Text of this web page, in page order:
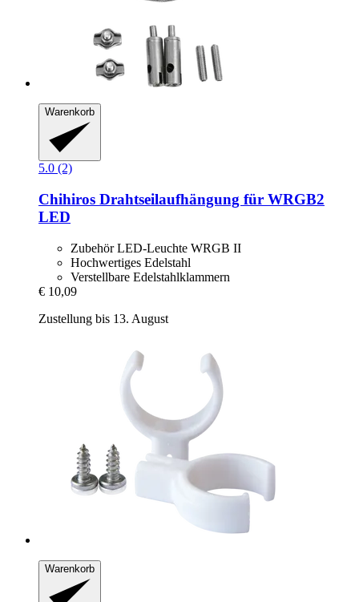
Warenkorb
5.0 (2)
Chihiros Drahtseilaufhängung für WRGB2
LED
Zubehör LED-Leuchte WRGB II
Hochwertiges Edelstahl
Verstellbare Edelstahlklammern
€ 10,09
Zustellung bis 13. August
Warenkorb